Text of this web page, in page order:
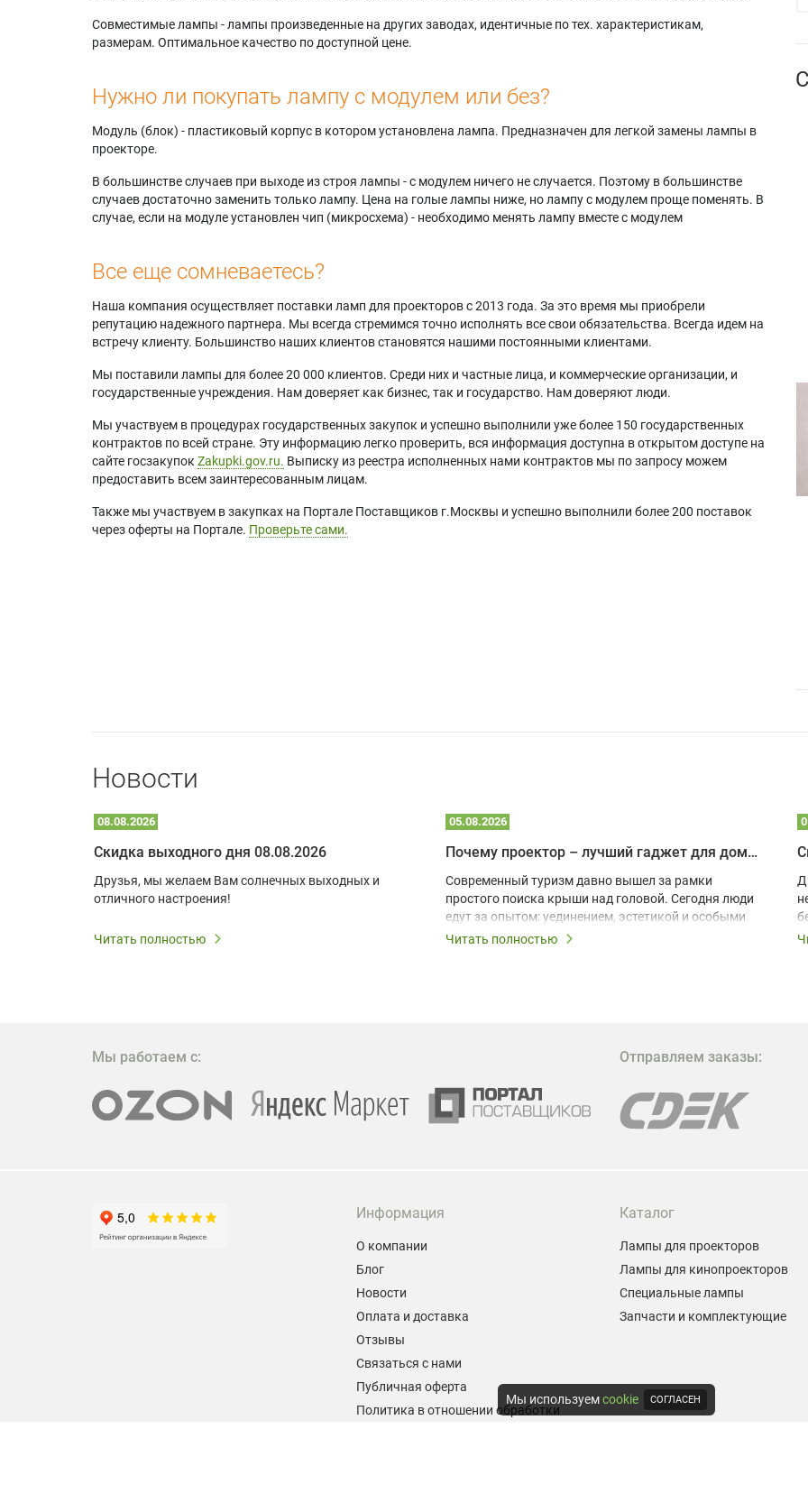
Совместимые лампы - лампы произведенные на других заводах, идентичные по тех. характеристикам,
размерам. Оптимальное качество по доступной цене.
Нужно ли покупать лампу с модулем или без?
Модуль (блок) - пластиковый корпус в котором установлена лампа. Предназначен для легкой замены лампы в
проекторе.
В большинстве случаев при выходе из строя лампы - с модулем ничего не случается. Поэтому в большинстве
случаев достаточно заменить только лампу. Цена на голые лампы ниже, но лампу с модулем проще поменять. В
случае, если на модуле установлен чип (микросхема) - необходимо менять лампу вместе с модулем
Все еще сомневаетесь?
Наша компания осуществляет поставки ламп для проекторов с 2013 года. За это время мы приобрели
репутацию надежного партнера. Мы всегда стремимся точно исполнять все свои обязательства. Всегда идем на
встречу клиенту. Большинство наших клиентов становятся нашими постоянными клиентами.
Мы поставили лампы для более 20 000 клиентов. Среди них и частные лица, и коммерческие организации, и
государственные учреждения. Нам доверяет как бизнес, так и государство. Нам доверяют люди.
Мы участвуем в процедурах государственных закупок и успешно выполнили уже более 150 государственных
контрактов по всей стране. Эту информацию легко проверить, вся информация доступна в открытом доступе на
сайте госзакупок Zakupki.gov.ru. Выписку из реестра исполненных нами контрактов мы по запросу можем
предоставить всем заинтересованным лицам.
Также мы участвуем в закупках на Портале Поставщиков г.Москвы и успешно выполнили более 200 поставок
через оферты на Портале. Проверьте сами.
Новости
08.08.2026
Скидка выходного дня 08.08.2026
Друзья, мы желаем Вам солнечных выходных и
отличного настроения!
Читать полностью
05.08.2026
Почему проектор – лучший гаджет для домика в глэмпинге
Современный туризм давно вышел за рамки
простого поиска крыши над головой. Сегодня люди
едут за опытом: уединением, эстетикой и особыми
ощущениями. Владельцы A-frame домов,
эффективных и бюджетных способов стать
проектора.
Читать полностью
Мы работаем с: Отправляем заказы:
Информация
О компании
Блог
Новости
Оплата и доставка
Отзывы
Связаться с нами
Публичная оферта
Политика в отношении обработки
Каталог
Лампы для проекторов
Лампы для кинопроекторов
Специальные лампы
Запчасти и комплектующие
Мы используемcookie СОГЛАСЕН